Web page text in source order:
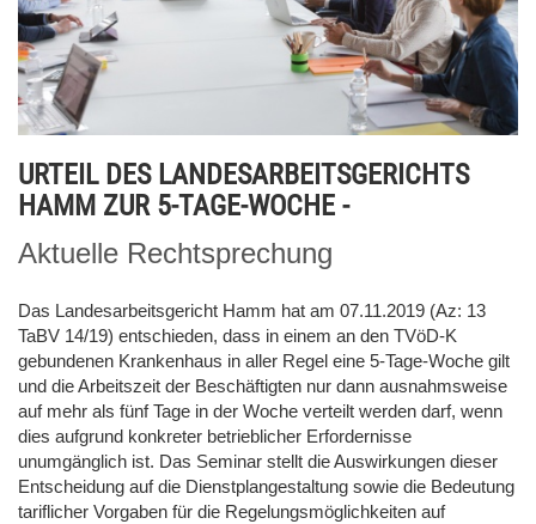
URTEIL DES LANDESARBEITSGERICHTS
HAMM ZUR 5-TAGE-WOCHE -
Aktuelle Rechtsprechung
Das Landesarbeitsgericht Hamm hat am 07.11.2019 (Az: 13
TaBV 14/19) entschieden, dass in einem an den TVöD-K
gebundenen Krankenhaus in aller Regel eine 5-Tage-Woche gilt
und die Arbeitszeit der Beschäftigten nur dann ausnahmsweise
auf mehr als fünf Tage in der Woche verteilt werden darf, wenn
dies aufgrund konkreter betrieblicher Erfordernisse
unumgänglich ist. Das Seminar stellt die Auswirkungen dieser
Entscheidung auf die Dienstplangestaltung sowie die Bedeutung
tariflicher Vorgaben für die Regelungsmöglichkeiten auf